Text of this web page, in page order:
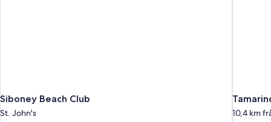
Siboney Beach Club
St. John's 10,4 km